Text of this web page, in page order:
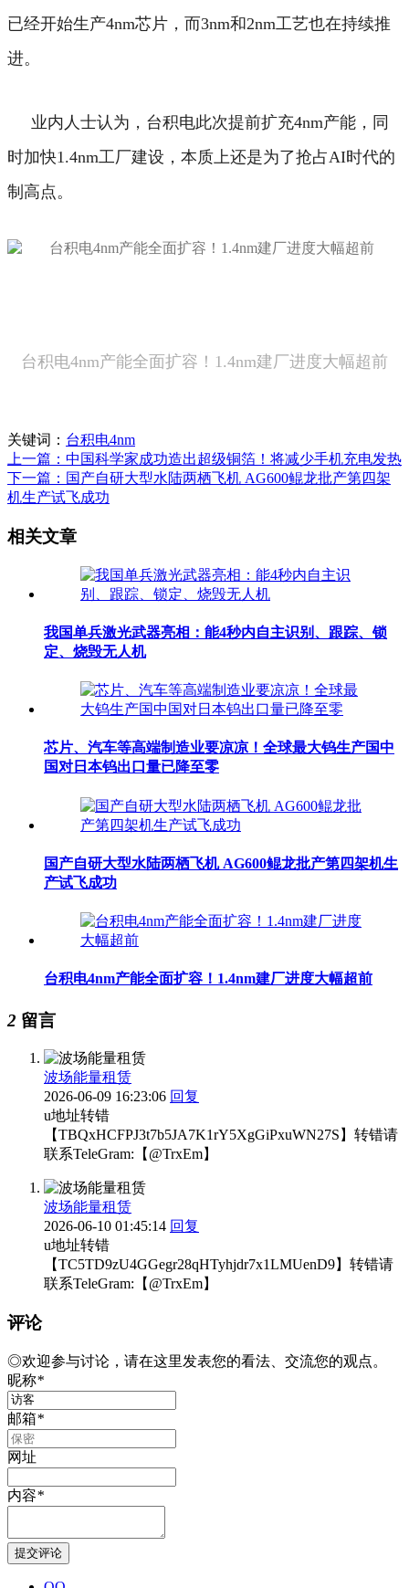
已经开始生产4nm芯片，而3nm和2nm工艺也在持续推
进。
业内人士认为，台积电此次提前扩充4nm产能，同
时加快1.4nm工厂建设，本质上还是为了抢占AI时代的
制高点。
台积电4nm产能全面扩容！1.4nm建厂进度大幅超前
关键词： 台积电4nm
上一篇：中国科学家成功造出超级铜箔！将减少手机充电发热
下一篇：国产自研大型水陆两栖飞机 AG600鲲龙批产第四架
机生产试飞成功
相关文章
我国单兵激光武器亮相：能4秒内自主识别、跟踪、锁
定、烧毁无人机
芯片、汽车等高端制造业要凉凉！全球最大钨生产国中
国对日本钨出口量已降至零
国产自研大型水陆两栖飞机 AG600鲲龙批产第四架机生
产试飞成功
台积电4nm产能全面扩容！1.4nm建厂进度大幅超前
2 留言
波场能量租赁
2026-06-09 16:23:06 回复
u地址转错
【TBQxHCFPJ3t7b5JA7K1rY5XgGiPxuWN27S】转错请
联系TeleGram:【@TrxEm】
波场能量租赁
2026-06-10 01:45:14 回复
u地址转错
【TC5TD9zU4GGegr28qHTyhjdr7x1LMUenD9】转错请
联系TeleGram:【@TrxEm】
评论
◎欢迎参与讨论，请在这里发表您的看法、交流您的观点。
昵称*
邮箱*
网址
内容*